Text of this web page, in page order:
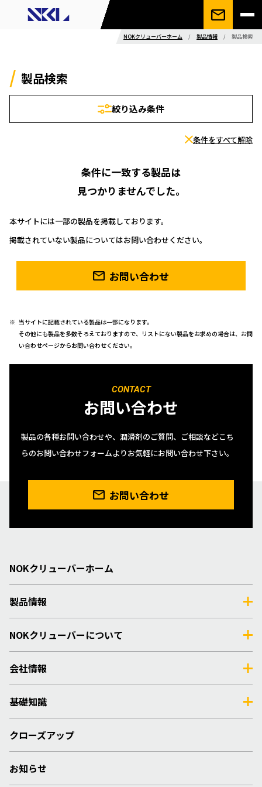
NOKクリューバーホーム / 製品情報 / 製品検索
製品検索
絞り込み条件
条件をすべて解除
条件に一致する製品は
見つかりませんでした。
本サイトには一部の製品を掲載しております。
掲載されていない製品についてはお問い合わせください。
お問い合わせ
当サイトに記載されている製品は一部になります。
その他にも製品を多数そろえておりますので、リストにない製品をお求めの場合は、お問
い合わせページからお問い合わせください。
CONTACT
お問い合わせ
製品の各種お問い合わせや、潤滑剤のご質問、ご相談などこち
らのお問い合わせフォームよりお気軽にお問い合わせ下さい。
お問い合わせ
NOKクリューバーホーム
製品情報
NOKクリューバーについて
会社情報
基礎知識
クローズアップ
お知らせ